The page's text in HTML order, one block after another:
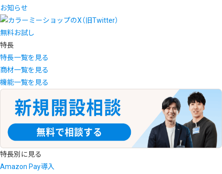
お知らせ
無料お試し
特長
特長一覧を見る
商材一覧を見る
機能一覧を見る
特長別に見る
Amazon Pay導入